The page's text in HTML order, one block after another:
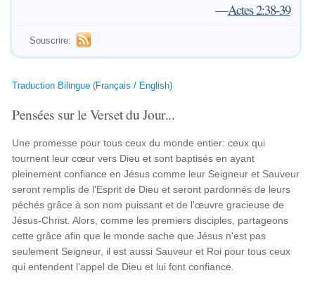
—Actes 2:38-39
Souscrire:
Traduction Bilingue (Français / English)
Pensées sur le Verset du Jour...
Une promesse pour tous ceux du monde entier: ceux qui
tournent leur cœur vers Dieu et sont baptisés en ayant
pleinement confiance en Jésus comme leur Seigneur et Sauveur
seront remplis de l'Esprit de Dieu et seront pardonnés de leurs
péchés grâce à son nom puissant et de l'œuvre gracieuse de
Jésus-Christ. Alors, comme les premiers disciples, partageons
cette grâce afin que le monde sache que Jésus n'est pas
seulement Seigneur, il est aussi Sauveur et Roi pour tous ceux
qui entendent l'appel de Dieu et lui font confiance.